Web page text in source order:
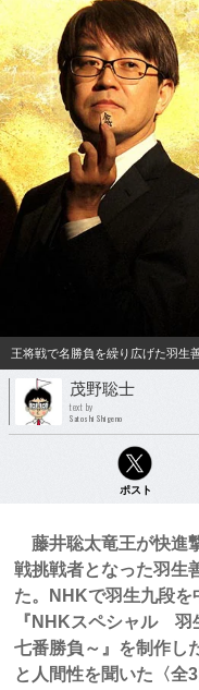
王将戦で名勝負を繰り広げた羽生
茂野聡士
text by
Satoshi Shigeno
ポスト
藤井聡太竜王が快進
戦挑戦者となった羽生
た。NHKで羽生九段を
『NHKスペシャル 羽
七番勝負～』を制作し
と人間性を聞いた〈全